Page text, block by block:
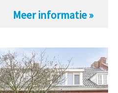
Meer informatie »